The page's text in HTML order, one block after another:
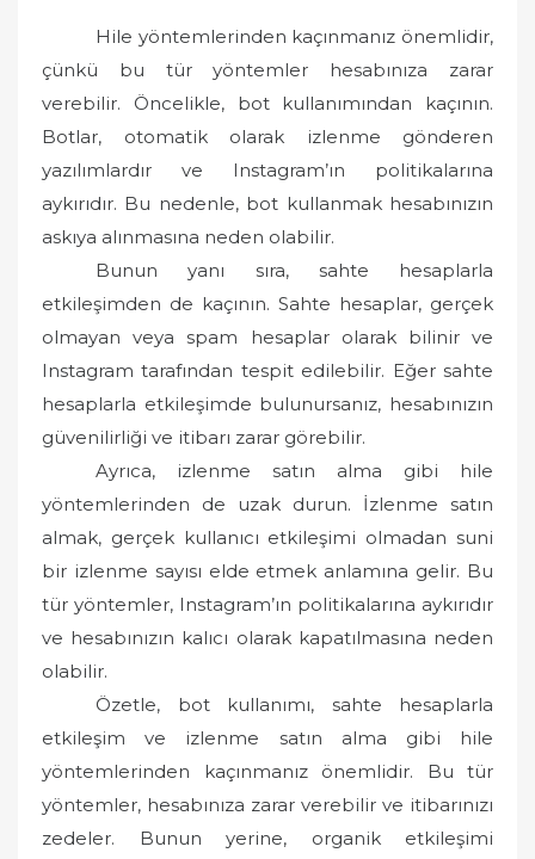
Hile yöntemlerinden kaçınmanız önemlidir,
çünkü bu tür yöntemler hesabınıza zarar
verebilir. Öncelikle, bot kullanımından kaçının.
Botlar, otomatik olarak izlenme gönderen
yazılımlardır ve Instagram’ın politikalarına
aykırıdır. Bu nedenle, bot kullanmak hesabınızın
askıya alınmasına neden olabilir.
Bunun yanı sıra, sahte hesaplarla
etkileşimden de kaçının. Sahte hesaplar, gerçek
olmayan veya spam hesaplar olarak bilinir ve
Instagram tarafından tespit edilebilir. Eğer sahte
hesaplarla etkileşimde bulunursanız, hesabınızın
güvenilirliği ve itibarı zarar görebilir.
Ayrıca, izlenme satın alma gibi hile
yöntemlerinden de uzak durun. İzlenme satın
almak, gerçek kullanıcı etkileşimi olmadan suni
bir izlenme sayısı elde etmek anlamına gelir. Bu
tür yöntemler, Instagram’ın politikalarına aykırıdır
ve hesabınızın kalıcı olarak kapatılmasına neden
olabilir.
Özetle, bot kullanımı, sahte hesaplarla
etkileşim ve izlenme satın alma gibi hile
yöntemlerinden kaçınmanız önemlidir. Bu tür
yöntemler, hesabınıza zarar verebilir ve itibarınızı
zedeler. Bunun yerine, organik etkileşimi